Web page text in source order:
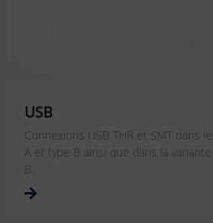
USB
Connexions USB THR et SMT dans
A et type B ainsi que dans la
B.